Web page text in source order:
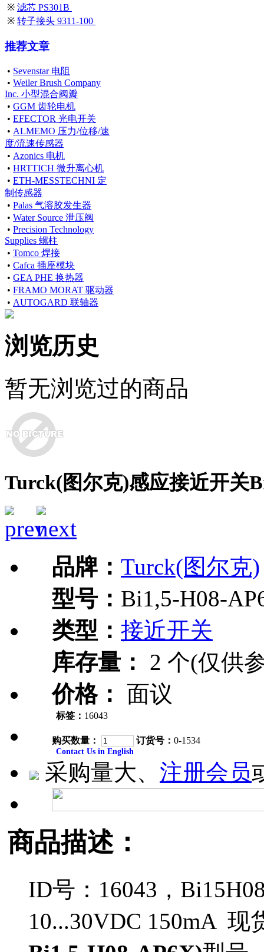
※ 滤芯 PS301B
※ 转子接头 9311-100
推荐文章
• Sevenstar 电阻
• Weiler Brush Company
Inc. 小型混合阀瓣
• GGM 齿轮电机
• EFECTOR 光电开关
• ALMEMO 压力/位移/速
度/流速传感器
• Azonics 电机
• HRTTICH 微升离心机
• ETH-MESSTECHNI 定
制传感器
• Palas 气溶胶发生器
• Water Source 泄压阀
• Precision Technology
Supplies 螺柱
• Tomco 焊接
• Cafca 插座模块
• GEA PHE 换热器
• FRAMO MORAT 驱动器
• AUTOGARD 联轴器
浏览历史
暂无浏览过的商品
Turck(图尔克)感应接近开关
品牌： Turck(图尔克)
型号： Bi1,5-H08-
类型： 接近开关
库存量：
2 个(仅供
价格： 面议
标签： 16043
购买数量： 订货号： 0-1534
Contact Us in English
采购量大、 注册会员
商品描述：
ID号：16043，
10...30VDC 150mA 现